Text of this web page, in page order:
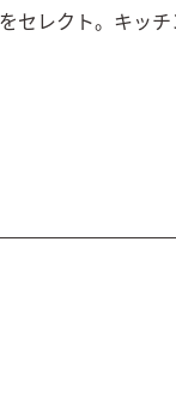
セレクト。キッ